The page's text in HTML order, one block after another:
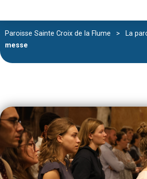
Paroisse Sainte Croix de la Flume > La
messe